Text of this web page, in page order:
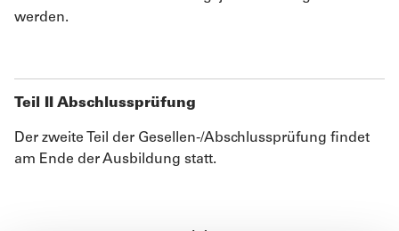
werden.
Teil II Abschlussprüfung
Der zweite Teil der Gesellen-/Abschlussprüfung findet
am Ende der Ausbildung statt.